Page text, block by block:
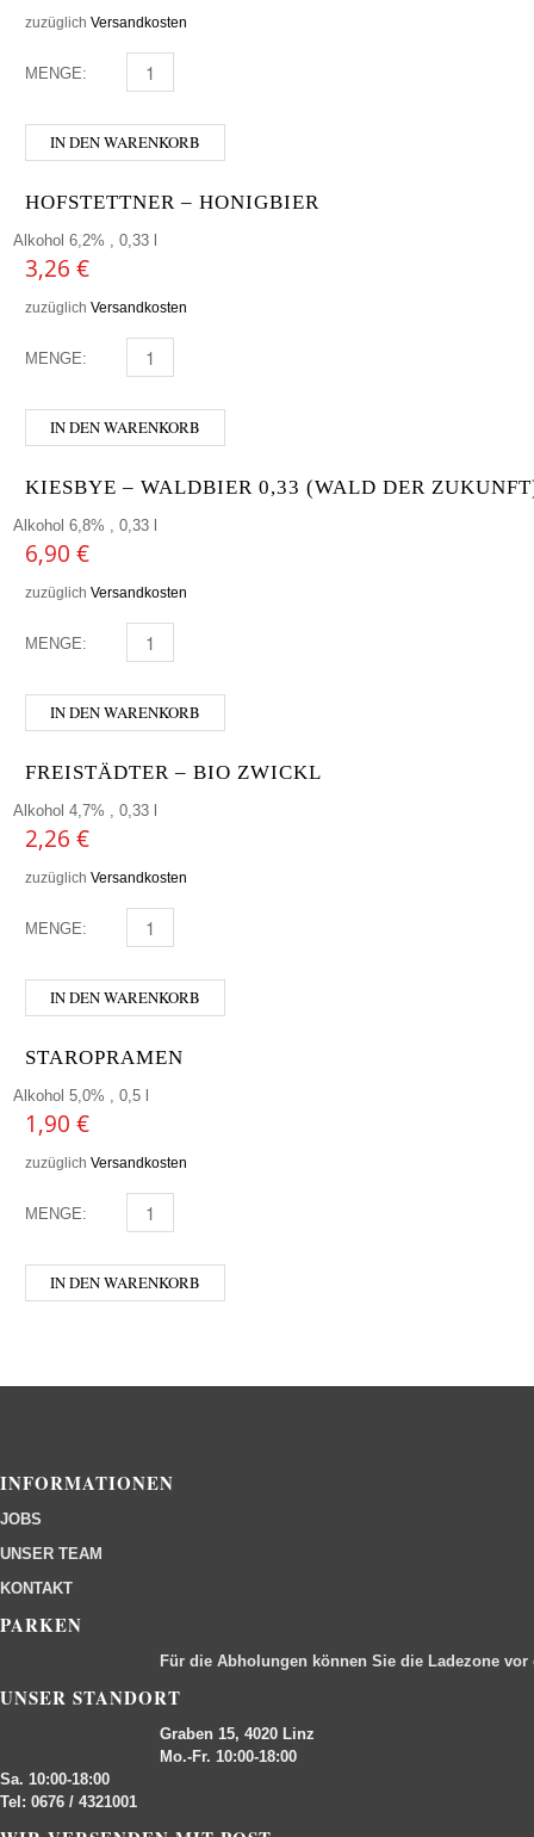
zuzüglich Versandkosten
MENGE: SIBEERIA - FOREST SPIRIT MENGE
IN DEN WARENKORB
HOFSTETTNER – HONIGBIER
Alkohol 6,2% , 0,33 l
3,26 €
zuzüglich Versandkosten
MENGE: HOFSTETTNER - HONIGBIER MENGE
IN DEN WARENKORB
KIESBYE – WALDBIER 0,33 (WALD DER
Alkohol 6,8% , 0,33 l
6,90 €
zuzüglich Versandkosten
MENGE: KIESBYE - WALDBIER 0,33 (WALD DER ZUKUNFT)
IN DEN WARENKORB
FREISTÄDTER – BIO ZWICKL
Alkohol 4,7% , 0,33 l
2,26 €
zuzüglich Versandkosten
MENGE: FREISTÄDTER - BIO ZWICKL MENGE
IN DEN WARENKORB
STAROPRAMEN
Alkohol 5,0% , 0,5 l
1,90 €
zuzüglich Versandkosten
MENGE: STAROPRAMEN MENGE
IN DEN WARENKORB
INFORMATIONEN
JOBS
UNSER TEAM
KONTAKT
PARKEN
Für die Abholungen können Sie die Ladezone
UNSER STANDORT
Graben 15, 4020 Linz
Mo.-Fr. 10:00-18:00
Sa. 10:00-18:00
Tel: 0676 / 4321001